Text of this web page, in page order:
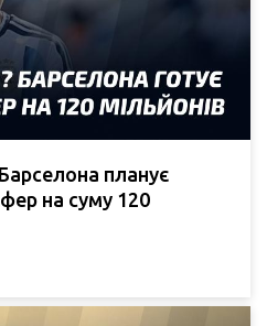
планує
на суму 120